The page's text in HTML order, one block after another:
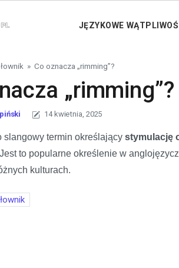
JĘZYKOWE
» Co oznacza „rimming”?
„rimming”?
14 kwietnia, 2025
slangowy termin określający stymulację
to popularne określenie w
kulturach.